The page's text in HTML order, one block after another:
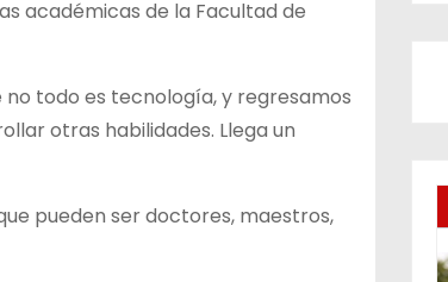
académicas de la Facultad de
todo es tecnología, y regresamos
otras habilidades. Llega un
pueden ser doctores, maestros,